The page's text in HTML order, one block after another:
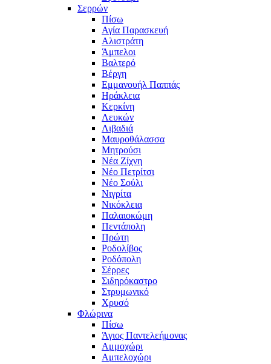
Σερρών
Πίσω
Αγία Παρασκευή
Αλιστράτη
Άμπελοι
Βαλτερό
Βέργη
Εμμανουήλ Παππάς
Ηράκλεια
Κερκίνη
Λευκών
Λιβαδιά
Μαυροθάλασσα
Μητρούσι
Νέα Ζίχνη
Νέο Πετρίτσι
Νέο Σούλι
Νιγρίτα
Νικόκλεια
Παλαιοκώμη
Πεντάπολη
Πρώτη
Ροδολίβος
Ροδόπολη
Σέρρες
Σιδηρόκαστρο
Στρυμωνικό
Χρυσό
Φλώρινα
Πίσω
Άγιος Παντελεήμονας
Αμμοχώρι
Αμπελοχώρι